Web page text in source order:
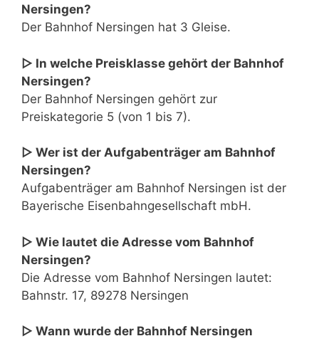
Nersingen?
Der Bahnhof Nersingen hat 3 Gleise.
▷ In welche Preisklasse gehört der Bahnhof
Nersingen?
Der Bahnhof Nersingen gehört zur
Preiskategorie 5 (von 1 bis 7).
▷ Wer ist der Aufgabenträger am Bahnhof
Nersingen?
Aufgabenträger am Bahnhof Nersingen ist der
Bayerische Eisenbahngesellschaft mbH.
▷ Wie lautet die Adresse vom Bahnhof
Nersingen?
Die Adresse vom Bahnhof Nersingen lautet:
Bahnstr. 17, 89278 Nersingen
▷ Wann wurde der Bahnhof Nersingen